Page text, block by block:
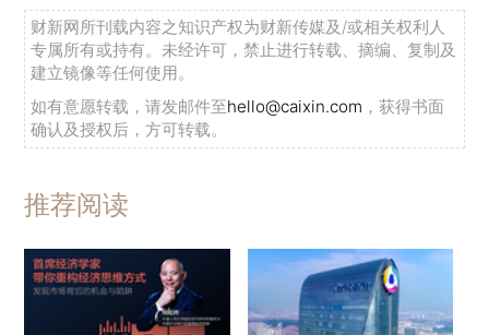
财新网所刊载内容之知识产权为财新传媒及/或相关权利人
专属所有或持有。未经许可，禁止进行转载、摘编、复制及
建立镜像等任何使用。
如有意愿转载，请发邮件至hello@caixin.com ，获得书面
确认及授权后，方可转载。
推荐阅读